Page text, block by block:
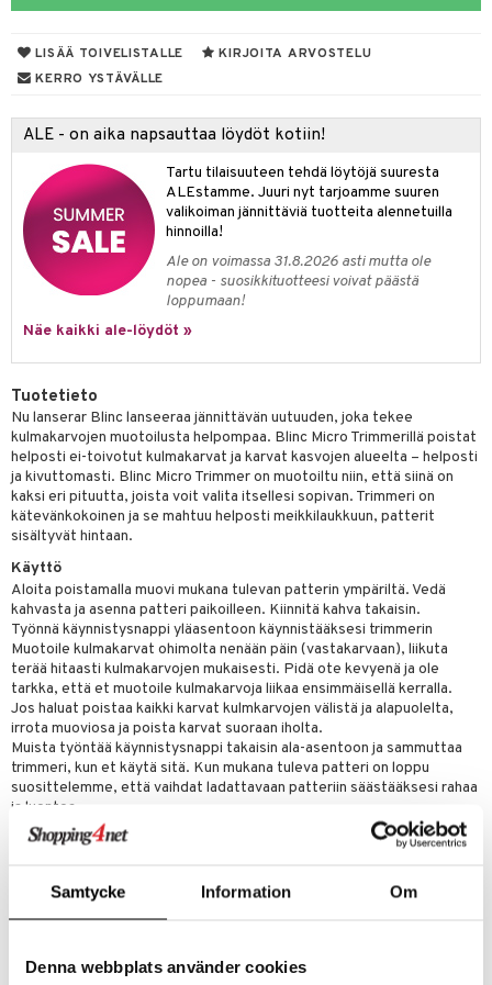
Samtycke Information Om
Denna webbplats använder cookies
LISÄÄ TOIVELISTALLE
KIRJOITA ARVOSTELU
KERRO YSTÄVÄLLE
ALE - on aika napsauttaa löydöt kotiin!
Tartu tilaisuuteen tehdä löytöjä suuresta
ALEstamme. Juuri nyt tarjoamme suuren
valikoiman jännittäviä tuotteita alennetuilla
hinnoilla!
Ale on voimassa 31.8.2026 asti mutta ole
nopea - suosikkituotteesi voivat päästä
loppumaan!
Näe kaikki ale-löydöt »
Tuotetieto
Nu lanserar Blinc lanseeraa jännittävän uutuuden, joka tekee
kulmakarvojen muotoilusta helpompaa. Blinc Micro Trimmerillä poistat
helposti ei-toivotut kulmakarvat ja karvat kasvojen alueelta – helposti
ja kivuttomasti. Blinc Micro Trimmer on muotoiltu niin, että siinä on
kaksi eri pituutta, joista voit valita itsellesi sopivan. Trimmeri on
kätevänkokoinen ja se mahtuu helposti meikkilaukkuun, patterit
sisältyvät hintaan.
Käyttö
Aloita poistamalla muovi mukana tulevan patterin ympäriltä. Vedä
kahvasta ja asenna patteri paikoilleen. Kiinnitä kahva takaisin.
Työnnä käynnistysnappi yläasentoon käynnistääksesi trimmerin
Muotoile kulmakarvat ohimolta nenään päin (vastakarvaan), liikuta
terää hitaasti kulmakarvojen mukaisesti. Pidä ote kevyenä ja ole
tarkka, että et muotoile kulmakarvoja liikaa ensimmäisellä kerralla.
Jos haluat poistaa kaikki karvat kulmkarvojen välistä ja alapuolelta,
irrota muoviosa ja poista karvat suoraan iholta.
Muista työntää käynnistysnappi takaisin ala-asentoon ja sammuttaa
trimmeri, kun et käytä sitä. Kun mukana tuleva patteri on loppu
suosittelemme, että vaihdat ladattavaan patteriin säästääksesi rahaa
ja luontoa.
Puhdista trimmeri painamalla sivussa olevaa nappia ja poistamalla
Trimmeriä ei saa huuhdella vedessä! Laita suojus ja korkki takaisin
Tuotenumero
&
tuotteet
hoito
poisto
hoito
& saippuat
tuotteet
& Viikset
shave balm
shave lotion
de cologne
de toilette
tuotteet
hoito
& saippuat
1: Puhdistus
2: Kirkastus
3: Kosteutus
ja Vartalonhoito
ja naamiot
Huulten Hoito
Elixir
Happy
Happy For Men
Miehille
& Soujaus
& Ihonpuhdistus
& vastauksia